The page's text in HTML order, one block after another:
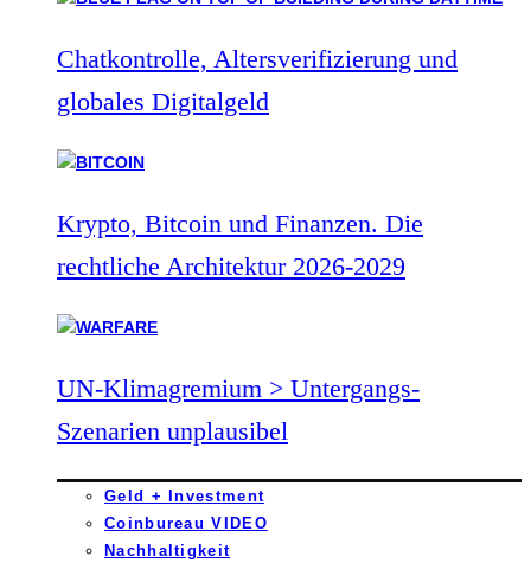
Chatkontrolle, Altersverifizierung und
globales Digitalgeld
Krypto, Bitcoin und Finanzen. Die
rechtliche Architektur 2026-2029
UN-Klimagremium > Untergangs-
Szenarien unplausibel
Geld + Investment
Coinbureau VIDEO
Nachhaltigkeit